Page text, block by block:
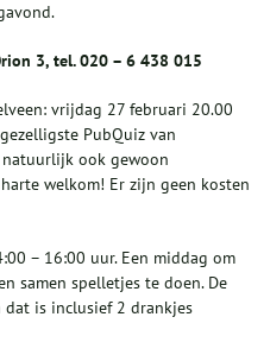
3, tel. 020 – 6 438 015
vrijdag 27 februari 20.00
PubQuiz van
natuurlijk ook gewoon
welkom! Er zijn geen kosten
– 16:00 uur. Een middag om
samen spelletjes te doen. De
is inclusief 2 drankjes